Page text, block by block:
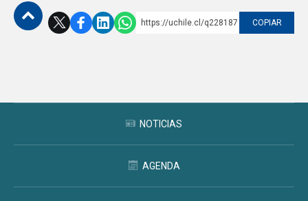
https://uchile.cl/q228187 COPIAR
NOTICIAS
AGENDA